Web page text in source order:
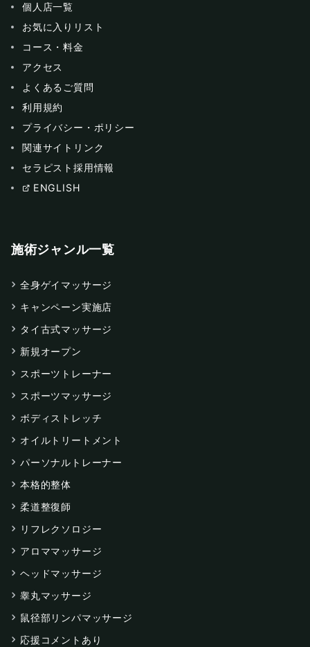
個人店一覧
お気に入りリスト
コース・料金
アクセス
よくあるご質問
利用規約
プライバシー・ポリシー
関連サイトリンク
セラピスト採用情報
ENGLISH
施術ジャンル一覧
全身ゲイマッサージ
キャンペーン実施店
タイ古式マッサージ
新規オープン
スポーツトレーナー
スポーツマッサージ
ボディストレッチ
オイルトリートメント
パーソナルトレーナー
本格的整体
柔道整復師
リフレクソロジー
アロママッサージ
ヘッドマッサージ
睾丸マッサージ
鼠径部リンパマッサージ
応援コメントあり